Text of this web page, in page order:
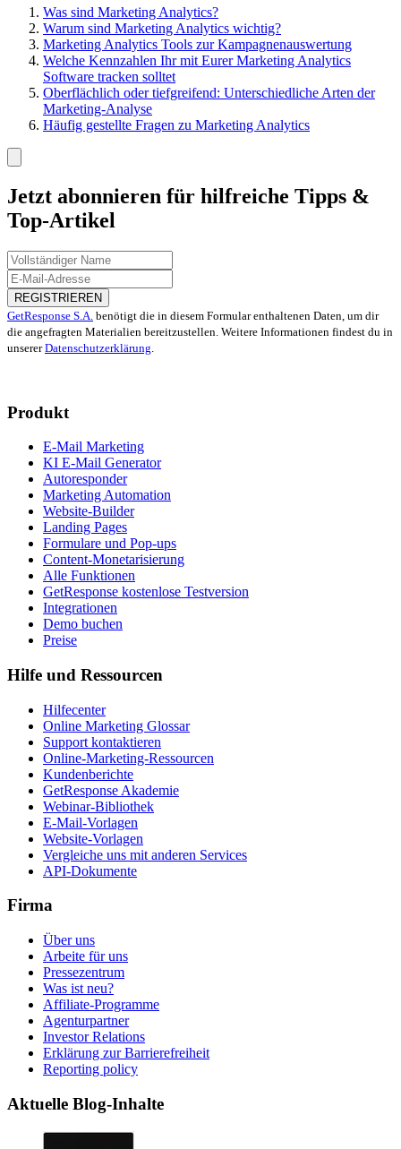
Was sind Marketing Analytics?
Warum sind Marketing Analytics wichtig?
Marketing Analytics Tools zur Kampagnenauswertung
Welche Kennzahlen Ihr mit Eurer Marketing Analytics
Software tracken solltet
Oberflächlich oder tiefgreifend: Unterschiedliche Arten der
Marketing-Analyse
Häufig gestellte Fragen zu Marketing Analytics
Jetzt abonnieren für hilfreiche Tipps &
Top-Artikel
REGISTRIEREN
GetResponse S.A. benötigt die in diesem Formular enthaltenen Daten, um dir
die angefragten Materialien bereitzustellen. Weitere Informationen findest du in
unsererDatenschutzerklärung
Produkt
E-Mail Marketing
KI E-Mail Generator
Autoresponder
Marketing Automation
Website-Builder
Landing Pages
Formulare und Pop-ups
Content-Monetarisierung
Alle Funktionen
GetResponse kostenlose Testversion
Integrationen
Demo buchen
Preise
Hilfe und Ressourcen
Hilfecenter
Online Marketing Glossar
Support kontaktieren
Online-Marketing-Ressourcen
Kundenberichte
GetResponse Akademie
Webinar-Bibliothek
E-Mail-Vorlagen
Website-Vorlagen
Vergleiche uns mit anderen Services
API-Dokumente
Firma
Über uns
Arbeite für uns
Pressezentrum
Was ist neu?
Affiliate-Programme
Agenturpartner
Investor Relations
Erklärung zur Barrierefreiheit
Reporting policy
Aktuelle Blog-Inhalte